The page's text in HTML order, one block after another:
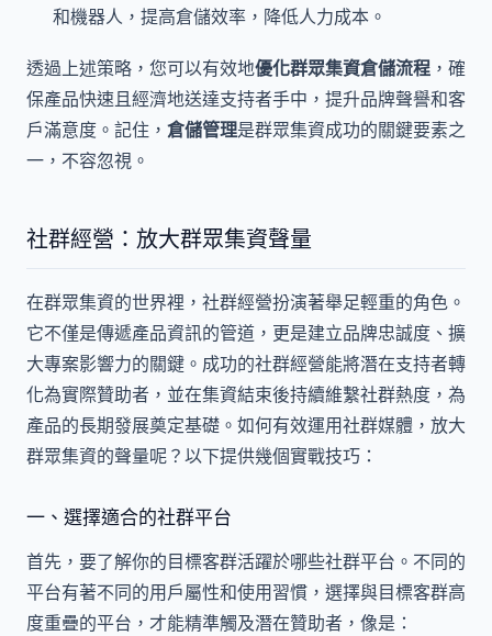
和機器人，提高倉儲效率，降低人力成本。
透過上述策略，您可以有效地優化群眾集資倉儲流程 ，確
保產品快速且經濟地送達支持者手中，提升品牌聲譽和客
戶滿意度。記住， 倉儲管理是群眾集資成功的關鍵要素之
一，不容忽視。
社群經營：放大群眾集資聲量
在群眾集資的世界裡，社群經營扮演著舉足輕重的角色。
它不僅是傳遞產品資訊的管道，更是建立品牌忠誠度、擴
大專案影響力的關鍵。成功的社群經營能將潛在支持者轉
化為實際贊助者，並在集資結束後持續維繫社群熱度，為
產品的長期發展奠定基礎。如何有效運用社群媒體，放大
群眾集資的聲量呢？以下提供幾個實戰技巧：
一、選擇適合的社群平台
首先，要了解你的目標客群活躍於哪些社群平台。不同的
平台有著不同的用戶屬性和使用習慣，選擇與目標客群高
度重疊的平台，才能精準觸及潛在贊助者，像是：